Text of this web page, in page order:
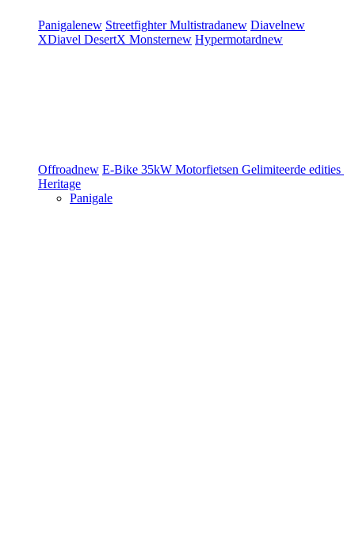
Panigalenew StreetfighterMultistradanew Diavelnew
XDiavel DesertX Monsternew Hypermotardnew
Offroadnew E-Bike 35kW Motorfietsen Gelimiteerde edities
Heritage
Panigale